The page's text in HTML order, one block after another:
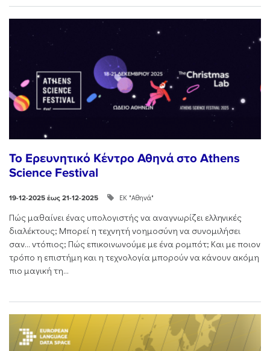
Το Ερευνητικό Κέντρο Αθηνά στο Athens
Science Festival
19-12-2025 έως 21-12-2025 ΕΚ "Αθηνά"
Πώς μαθαίνει ένας υπολογιστής να αναγνωρίζει ελληνικές
διαλέκτους; Μπορεί η τεχνητή νοημοσύνη να συνομιλήσει
σαν… ντόπιος; Πώς επικοινωνούμε με ένα ρομπότ; Και με ποιον
τρόπο η επιστήμη και η τεχνολογία μπορούν να κάνουν ακόμη
πιο μαγική τη...